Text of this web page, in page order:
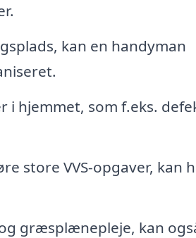
kan en handyman
i hjemmet, som f.eks.
store VVS-opgaver, kan
græsplænepleje, kan